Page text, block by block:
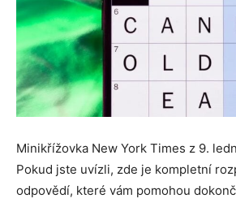
Minikřížovka New York Times z 9.
Pokud jste uvízli, zde je kompletní
odpovědí, které vám pomohou